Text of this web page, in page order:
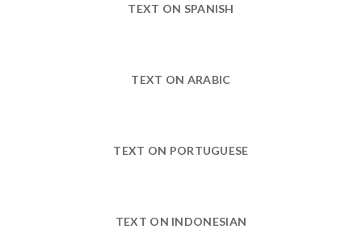
TEXT ON SPANISH
TEXT ON ARABIC
TEXT ON PORTUGUESE
TEXT ON INDONESIAN